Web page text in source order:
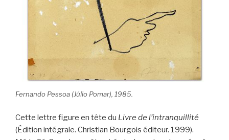
Fernando Pessoa (Júlio Pomar), 1985.
Cette lettre figure en tête du Livre de l’intranquillité
(Édition intégrale. Christian Bourgois éditeur. 1999).